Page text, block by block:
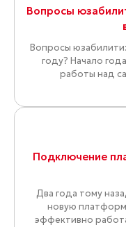
Вопросы
Вопросы
году? Начало
работы над
Подключение
Два года тому
новую
эффективно